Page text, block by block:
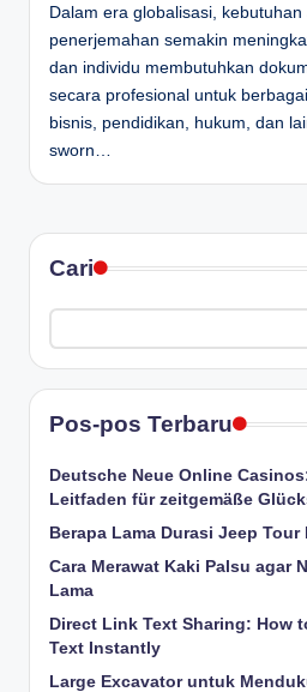
n
D
e
p
a
Dalam era globalisasi,
penerjemahan semakin
dan individu membutuhkan
secara profesional untuk
bisnis, pendidikan, hukum, dan
sworn…
Cari
Pos-pos Terbaru
Deutsche Neue Online
Leitfaden für zeitgemäße
Berapa Lama Durasi Jeep
Cara Merawat Kaki Palsu agar
Lama
Direct Link Text Sharing: How
Text Instantly
Large Excavator untuk